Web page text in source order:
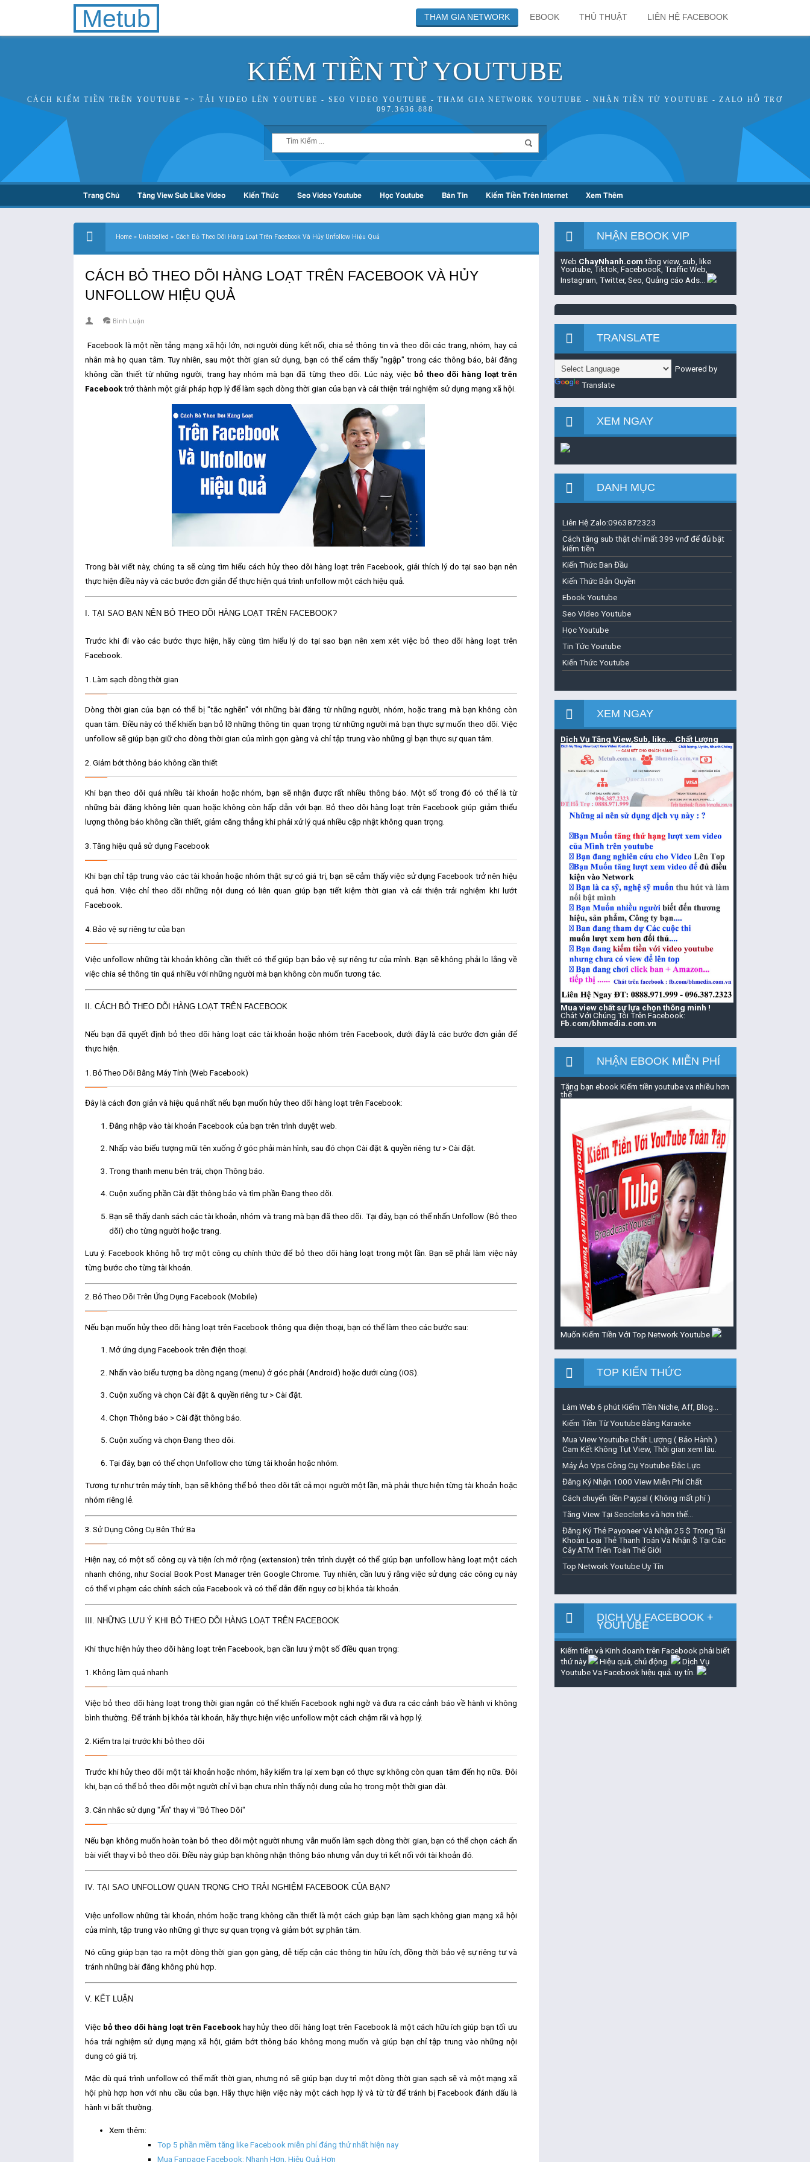
LIÊN HỆ FACEBOOK
THỦ THUẬT
EBOOK
THAM GIA NETWORK
Metub
KIẾM TIỀN TỪ YOUTUBE
CÁCH KIẾM TIỀN TRÊN YOUTUBE => TẢI VIDEO LÊN YOUTUBE - SEO VIDEO YOUTUBE - THAM GIA NETWORK YOUTUBE - NHẬN TIỀN TỪ YOUTUBE - ZALO HỖ TRỢ
097.3636.888
Trang Chủ Tăng View Sub Like Video Kiến Thức Seo Video Youtube Học Youtube Bản Tin Kiếm Tiền Trên Internet Xem Thêm
Home » Unlabelled » Cách Bỏ Theo Dõi Hàng Loạt Trên Facebook Và Hủy Unfollow Hiệu Quả
CÁCH BỎ THEO DÕI HÀNG LOẠT TRÊN FACEBOOK VÀ HỦY
UNFOLLOW HIỆU QUẢ
Bình Luận
Facebook là một nền tảng mạng xã hội lớn, nơi người dùng kết nối, chia sẻ thông tin và theo dõi các trang, nhóm, hay cá
nhân mà họ quan tâm. Tuy nhiên, sau một thời gian sử dụng, bạn có thể cảm thấy "ngập" trong các thông báo, bài đăng
không cần thiết từ những người, trang hay nhóm mà bạn đã từng theo dõi. Lúc này, việc bỏ theo dõi hàng loạt trên
Facebooktrở thành một giải pháp hợp lý để làm sạch dòng thời gian của bạn và cải thiện trải nghiệm sử dụng mạng xã hội.
Trong bài viết này, chúng ta sẽ cùng tìm hiểu cáchhủy theo dõi hàng loạt trên Facebook , giải thích lý do tại sao bạn nên
thực hiện điều này và các bước đơn giản để thực hiện quá trình unfollow một cách hiệu quả.
I. TẠI SAO BẠN NÊN BỎ THEO DÕI HÀNG LOẠT TRÊN FACEBOOK?
Trước khi đi vào các bước thực hiện, hãy cùng tìm hiểu lý do tại sao bạn nên xem xét việc bỏ theo dõi hàng loạt trên
Facebook.
1.Làm sạch dòng thời gian
Dòng thời gian của bạn có thể bị "tắc nghẽn" với những bài đăng từ những người, nhóm, hoặc trang mà bạn không còn
quan tâm. Điều này có thể khiến bạn bỏ lỡ những thông tin quan trọng từ những người mà bạn thực sự muốn theo dõi. Việc
unfollow sẽ giúp bạn giữ cho dòng thời gian của mình gọn gàng và chỉ tập trung vào những gì bạn thực sự quan tâm.
2.Giảm bớt thông báo không cần thiết
Khi bạn theo dõi quá nhiều tài khoản hoặc nhóm, bạn sẽ nhận được rất nhiều thông báo. Một số trong đó có thể là từ
những bài đăng không liên quan hoặc không còn hấp dẫn với bạn. Bỏ theo dõi hàng loạt trên Facebook giúp giảm thiểu
lượng thông báo không cần thiết, giảm căng thẳng khi phải xử lý quá nhiều cập nhật không quan trọng.
3.Tăng hiệu quả sử dụng Facebook
Khi bạn chỉ tập trung vào các tài khoản hoặc nhóm thật sự có giá trị, bạn sẽ cảm thấy việc sử dụng Facebook trở nên hiệu
quả hơn. Việc chỉ theo dõi những nội dung có liên quan giúp bạn tiết kiệm thời gian và cải thiện trải nghiệm khi lướt
Facebook.
4.Bảo vệ sự riêng tư của bạn
Việc unfollownhững tài khoản không cần thiết có thể giúp bạn bảo vệ sự riêng tư của mình. Bạn sẽ không phải lo lắng về
việc chia sẻ thông tin quá nhiều với những người mà bạn không còn muốn tương tác.
II. CÁCH BỎ THEO DÕI HÀNG LOẠT TRÊN FACEBOOK
Nếu bạn đã quyết định bỏ theo dõi hàng loạt các tài khoản hoặc nhóm trên Facebook, dưới đây là các bước đơn giản để
thực hiện.
1.Bỏ Theo Dõi Bằng Máy Tính (Web Facebook)
Đây là cách đơn giản và hiệu quả nhất nếu bạn muốnhủy theo dõi hàng loạt trên Facebook:
Đăng nhập vào tài khoản Facebook của bạn trên trình duyệt web.
Nhấp vàobiểu tượng mũi tên xuống ở góc phải màn hình, sau đó chọnCài đặt & quyền riêng tư>Cài đặt
Trong thanh menu bên trái, chọnThông báo
Cuộn xuống phầnCài đặt thông báo và tìm phầnĐang theo dõi
Bạn sẽ thấy danh sách các tài khoản, nhóm và trang mà bạn đã theo dõi. Tại đây, bạn có thể nhấnUnfollow (Bỏ theo
dõi) cho từng người hoặc trang.
Lưu ý: Facebook không hỗ trợ một công cụ chính thức để bỏ theo dõi hàng loạt trong một lần. Bạn sẽ phải làm việc này
từng bước cho từng tài khoản.
2.Bỏ Theo Dõi Trên Ứng Dụng Facebook (Mobile)
Nếu bạn muốnhủy theo dõi hàng loạt trên Facebook thông qua điện thoại, bạn có thể làm theo các bước sau:
Mở ứng dụngFacebooktrên điện thoại.
Nhấn vàobiểu tượng ba dòng ngang (menu) ở góc phải (Android) hoặc dưới cùng (iOS).
Cuộn xuống và chọnCài đặt & quyền riêng tư>Cài đặt.
ChọnThông báo >Cài đặt thông báo
Cuộn xuống và chọnĐang theo dõi.
Tại đây, bạn có thể chọnUnfollowcho từng tài khoản hoặc nhóm.
Tương tự như trên máy tính, bạn sẽ không thể bỏ theo dõi tất cả mọi người một lần, mà phải thực hiện từng tài khoản hoặc
nhóm riêng lẻ.
3.Sử Dụng Công Cụ Bên Thứ Ba
Hiện nay, có một số công cụ và tiện ích mở rộng (extension) trên trình duyệt có thể giúp bạn unfollow hàng loạtmột cách
nhanh chóng, nhưSocial Book Post Managertrên Google Chrome. Tuy nhiên, cần lưu ý rằng việc sử dụng các công cụ này
có thể vi phạm các chính sách của Facebook và có thể dẫn đến nguy cơ bị khóa tài khoản.
III. NHỮNG LƯU Ý KHI BỎ THEO DÕI HÀNG LOẠT TRÊN FACEBOOK
Khi thực hiệnhủy theo dõi hàng loạt trên Facebook , bạn cần lưu ý một số điều quan trọng:
1.Không làm quá nhanh
Việc bỏ theo dõi hàng loạt trong thời gian ngắn có thể khiến Facebook nghi ngờ và đưa ra các cảnh báo về hành vi không
bình thường. Để tránh bị khóa tài khoản, hãy thực hiện việcunfollowmột cách chậm rãi và hợp lý.
2.Kiểm tra lại trước khi bỏ theo dõi
Trước khi hủy theo dõi một tài khoản hoặc nhóm, hãy kiểm tra lại xem bạn có thực sự không còn quan tâm đến họ nữa. Đôi
khi, bạn có thể bỏ theo dõi một người chỉ vì bạn chưa nhìn thấy nội dung của họ trong một thời gian dài.
3.Cân nhắc sử dụng "Ẩn" thay vì "Bỏ Theo Dõi"
Nếu bạn không muốn hoàn toànbỏ theo dõimột người nhưng vẫn muốn làm sạch dòng thời gian, bạn có thể chọn cách ẩn
bài viếtthay vì bỏ theo dõi. Điều này giúp bạn không nhận thông báo nhưng vẫn duy trì kết nối với tài khoản đó.
IV. TẠI SAO UNFOLLOW QUAN TRỌNG CHO TRẢI NGHIỆM FACEBOOK CỦA BẠN?
Việcunfollow những tài khoản, nhóm hoặc trang không cần thiết là một cách giúp bạn làm sạch không gian mạng xã hội
của mình, tập trung vào những gì thực sự quan trọng và giảm bớt sự phân tâm.
Nó cũng giúp bạn tạo ra một dòng thời gian gọn gàng, dễ tiếp cận các thông tin hữu ích, đồng thời bảo vệ sự riêng tư và
tránh những bài đăng không phù hợp.
V. KẾT LUẬN
Việc bỏ theo dõi hàng loạt trên Facebook hayhủy theo dõi hàng loạt trên Facebook là một cách hữu ích giúp bạn tối ưu
hóa trải nghiệm sử dụng mạng xã hội, giảm bớt thông báo không mong muốn và giúp bạn chỉ tập trung vào những nội
dung có giá trị.
Mặc dù quá trình unfollowcó thể mất thời gian, nhưng nó sẽ giúp bạn duy trì một dòng thời gian sạch sẽ và một mạng xã
hội phù hợp hơn với nhu cầu của bạn. Hãy thực hiện việc này một cách hợp lý và từ từ để tránh bị Facebook đánh dấu là
hành vi bất thường.
Xem thêm:
Top 5 phần mềm tăng like Facebook miễn phí đáng thử nhất hiện nay
Mua Fanpage Facebook: Nhanh Hơn, Hiệu Quả Hơn
NHẬN EBOOK VIP
Web ChayNhanh.com tăng view, sub, like
Youtube, Tiktok, Faceboook, Traffic Web,
Instagram, Twitter, Seo, Quảng cáo Ads...
TRANSLATE
Powered by
Translate
XEM NGAY
DANH MỤC
Liên Hệ Zalo:0963872323
Cách tăng sub thật chỉ mất 399 vnđ để đủ bật
kiếm tiền
Kiến Thức Ban Đầu
Kiến Thức Bản Quyền
Ebook Youtube
Seo Video Youtube
Học Youtube
Tin Tức Youtube
Kiến Thức Youtube
XEM NGAY
Dịch Vụ Tăng View,Sub, like... Chất Lượng
Mua view chất sự lựa chọn thông minh !
Chát Với Chúng Tôi Trên Facebook:
Fb.com/bhmedia.com.vn
NHẬN EBOOK MIỄN PHÍ
Tặng bạn ebook Kiếm tiền youtube va nhiều hơn
thế
Muốn Kiếm Tiền Với Top Network Youtube
TOP KIẾN THỨC
Làm Web 6 phút Kiếm Tiền Niche, Aff, Blog...
Kiếm Tiền Từ Youtube Bằng Karaoke
Mua View Youtube Chất Lượng ( Bảo Hành )
Cam Kết Không Tụt View, Thời gian xem lâu.
Máy Ảo Vps Công Cụ Youtube Đắc Lực
Đăng Ký Nhận 1000 View Miễn Phí Chất
Cách chuyển tiền Paypal ( Không mất phí )
Tăng View Tại Seoclerks và hơn thế...
Đăng Ký Thẻ Payoneer Và Nhận 25 $ Trong Tài
Khoản Loại Thẻ Thanh Toán Và Nhận $ Tại Các
Cây ATM Trên Toàn Thế Giới
Top Network Youtube Uy Tín
DỊCH VỤ FACEBOOK +
YOUTUBE
Kiếm tiền và Kinh doanh trên Facebook phải biết
thứ này
Hiệu quả, chủ động.
Dịch Vụ
Youtube Va Facebook hiệu quả. uy tín.